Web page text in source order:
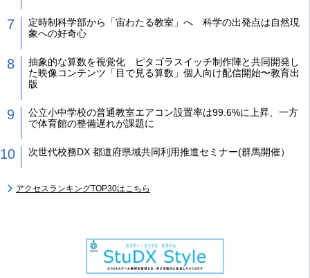
定時制科学部から「宙わたる教室」へ 科学の出発点は自然現
象への好奇心
抽象的な算数を視覚化 ピタゴラスイッチ制作陣と共同開発し
た映像コンテンツ「目で見る算数」個人向け配信開始〜教育出
版
公立小中学校の普通教室エアコン設置率は99.6%に上昇、一方
で体育館の整備遅れが課題に
次世代校務DX 都道府県域共同利用推進セミナー(群馬開催）
アクセスランキングTOP30はこちら